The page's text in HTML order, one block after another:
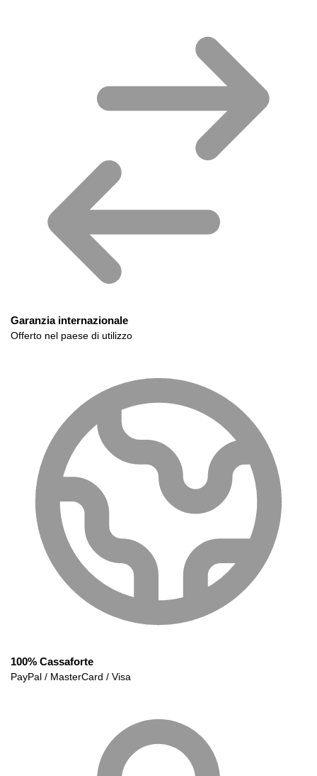
Garanzia internazionale
Offerto nel paese di utilizzo
100% Cassaforte
PayPal / MasterCard / Visa